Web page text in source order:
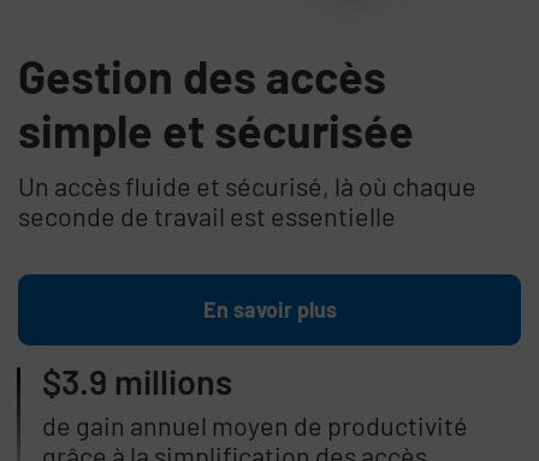
Gestion des accès
simple et sécurisée
Un accès fluide et sécurisé, là où chaque
seconde de travail est essentielle
En savoir plus
$3.9 millions
de gain annuel moyen de productivité